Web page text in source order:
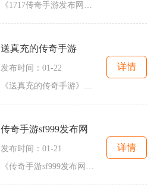
《1717传奇手游发布网》是一家专注于传奇游戏的网站，在这里玩家可以找到最新、最全面的传奇手游资讯和游戏下载。传奇游戏作为一款经典的2D游戏，以其独特的角色扮演和万人在线
送真充的传奇手游
发布时间：01-22
《送真充的传奇手游》是一款备受玩家追捧的传奇类手游，不仅游戏本身画面精美，而且给予了玩家无限惊喜。今天，我们来详细介绍一下这款游戏的具体玩法。玩家可以在《送真充的
详情
传奇手游sf999发布网
发布时间：01-21
《传奇手游sf999发布网》是一个专注于传奇手游私服的发布和介绍的网站。作为一款经典的网络游戏，传奇手游一直以来都备受玩家的喜爱，而私服则在原版游戏的基础上进行了一系列的
详情